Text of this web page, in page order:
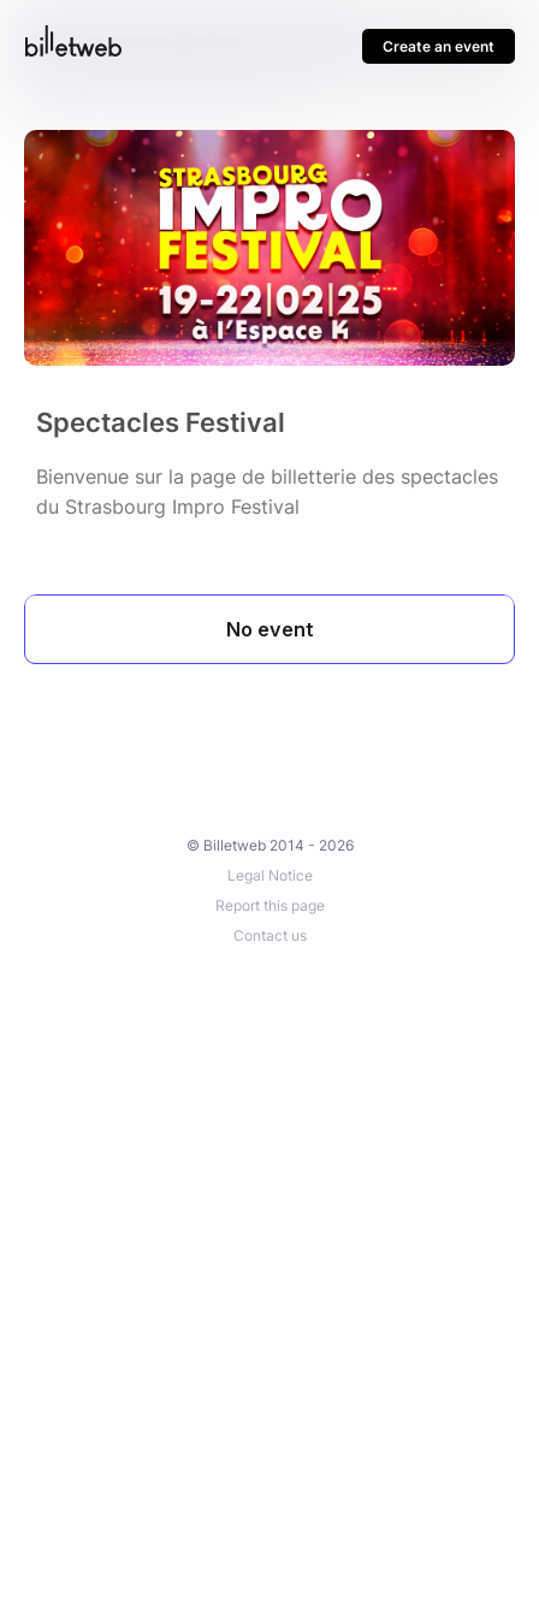
Create an event
Spectacles Festival
Bienvenue sur la page de billetterie des spectacles
du Strasbourg Impro Festival
© Billetweb 2014 - 2026
Legal Notice
Report this page
Contact us